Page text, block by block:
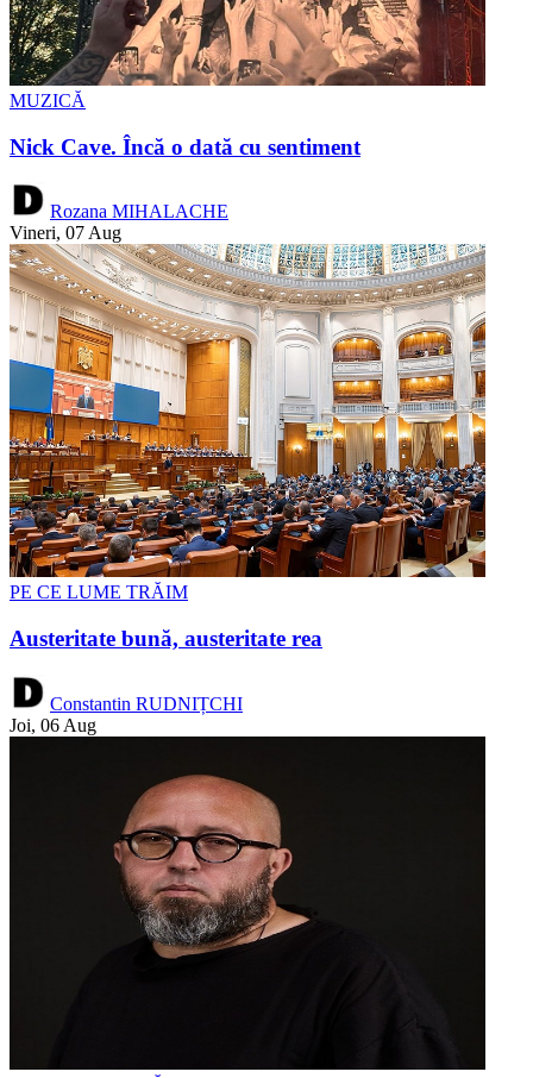
MUZICĂ
Nick Cave. Încă o dată cu sentiment
Rozana MIHALACHE
Vineri, 07 Aug
PE CE LUME TRĂIM
Austeritate bună, austeritate rea
Constantin RUDNIȚCHI
Joi, 06 Aug